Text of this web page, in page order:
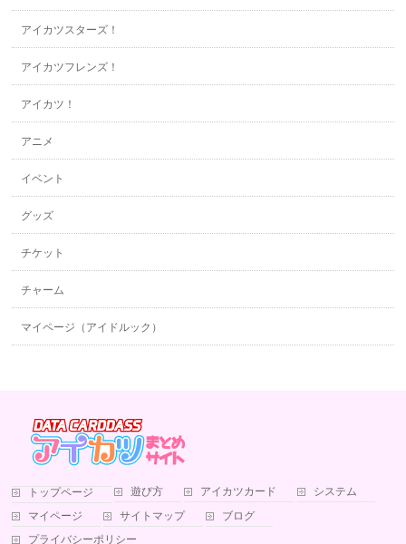
アイカツスターズ！
アイカツフレンズ！
アイカツ！
アニメ
イベント
グッズ
チケット
チャーム
マイページ（アイドルック）
トップページ 遊び方 アイカツカード
システム
マイページ
サイトマップ
ブログ
プライバシーポリシー